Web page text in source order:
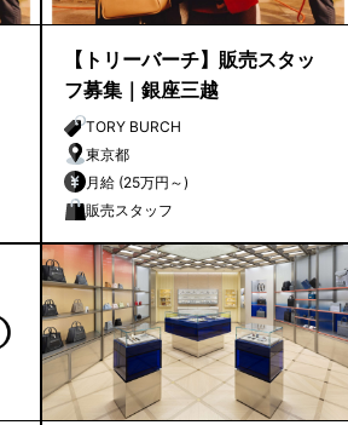
【トリーバーチ】販売スタッ
フ募集｜銀座三越
TORY BURCH
東京都
月給 (25万円～)
販売スタッフ